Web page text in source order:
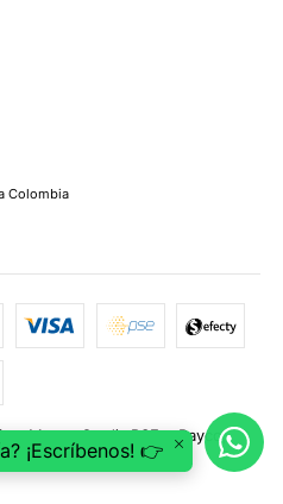
Colombia
MasterCard), PSE, ePayco,
¡Escríbenos! 👉